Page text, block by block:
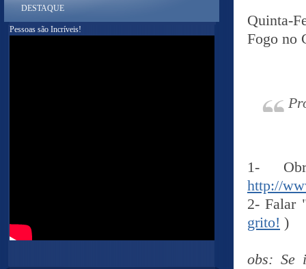
Quinta-
Fogo no
1-
http://
2- Falar
grito! )
obs: Se
DESTAQUE
Pessoas são Incríveis!